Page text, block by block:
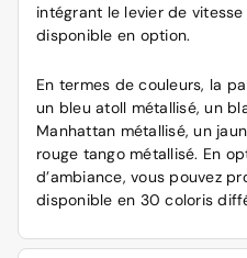
intégrant le levier de
disponible en option.
En termes de couleurs, la
un bleu atoll métallisé, un
Manhattan métallisé, un
rouge tango métallisé. En
d’ambiance, vous pouvez
disponible en 30 coloris